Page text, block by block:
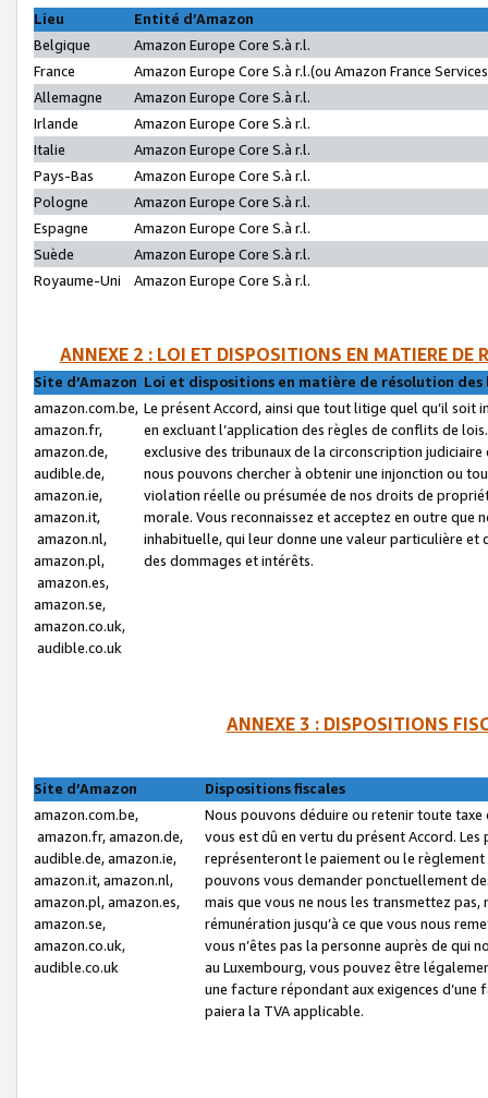
Lieu
Entité d’Amazon
Belgique
Amazon Europe Core S.à r.l.
France
Amazon Europe Core S.à r.l.(ou Amazon France
Allemagne
Amazon Europe Core S.à r.l.
Irlande
Amazon Europe Core S.à r.l.
Italie
Amazon Europe Core S.à r.l.
Pays-Bas
Amazon Europe Core S.à r.l.
Pologne
Amazon Europe Core S.à r.l.
Espagne
Amazon Europe Core S.à r.l.
Suède
Amazon Europe Core S.à r.l.
Royaume-Uni
Amazon Europe Core S.à r.l.
ANNEXE 2 : LOI ET DISPOSITIONS EN MATIERE DE
Site d’Amazon Loi et dispositions en matière de résolution
amazon.com.be,
amazon.fr,
amazon.de,
audible.de,
amazon.ie,
amazon.it,
amazon.nl,
amazon.pl,
amazon.es,
amazon.se,
amazon.co.uk,
audible.co.uk
Le présent Accord, ainsi que tout litige quel qu’il soit
en excluant l’application des règles de conflits de
exclusive des tribunaux de la circonscription
nous pouvons chercher à obtenir une injonction ou
violation réelle ou présumée de nos droits de
morale. Vous reconnaissez et acceptez en outre que
inhabituelle, qui leur donne une valeur particulière
des dommages et intérêts.
ANNEXE 3 : DISPOSITIONS
Site d’Amazon
Dispositions fiscales
amazon.com.be,
amazon.fr, amazon.de,
audible.de, amazon.ie,
amazon.it, amazon.nl,
amazon.pl, amazon.es,
amazon.se,
amazon.co.uk,
audible.co.uk
Nous pouvons déduire ou retenir toute
vous est dû en vertu du présent Accord.
représenteront le paiement ou le
pouvons vous demander ponctuellement
mais que vous ne nous les transmettez
rémunération jusqu’à ce que vous nous
vous n’êtes pas la personne auprès de qui
au Luxembourg, vous pouvez être
une facture répondant aux exigences
paiera la TVA applicable.